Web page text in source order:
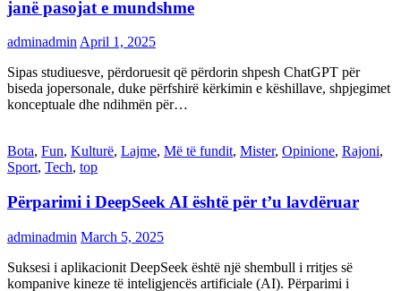
janë pasojat e mundshme
adminadmin April 1, 2025
Sipas studiuesve, përdoruesit që përdorin shpesh ChatGPT për
biseda jopersonale, duke përfshirë kërkimin e këshillave, shpjegimet
konceptuale dhe ndihmën për…
Bota, Fun, Kulturë, Lajme, Më të fundit, Mister, Opinione, Rajoni,
Sport, Tech, top
Përparimi i DeepSeek AI është për t’u lavdëruar
adminadmin March 5, 2025
Suksesi i aplikacionit DeepSeek është një shembull i rritjes së
kompanive kineze të inteligjencës artificiale (AI). Përparimi i